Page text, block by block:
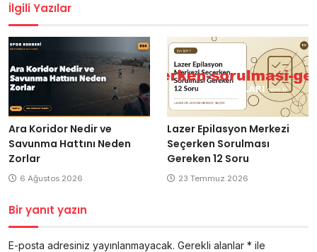
İlgili Yazılar
Ara Koridor Nedir ve
Savunma Hattını Neden
Zorlar
6 Ağustos 2026
Lazer Epilasyon Merkezi
Seçerken Sorulması
Gereken 12 Soru
23 Temmuz 2026
Bir yanıt yazın
E-posta adresiniz yayınlanmayacak. Gerekli alanlar * ile